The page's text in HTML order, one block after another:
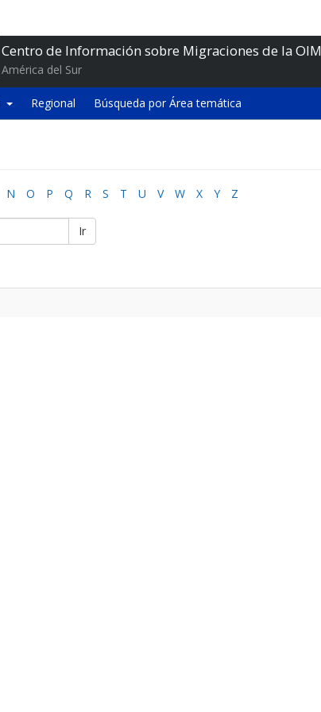
Centro de Información sobre Migraciones de la OIM
América del Sur
Regional Búsqueda por Área temática
N O P Q R S T U V W X Y Z
Ir